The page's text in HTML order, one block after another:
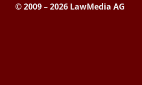
© 2009 – 2026 LawMedia AG